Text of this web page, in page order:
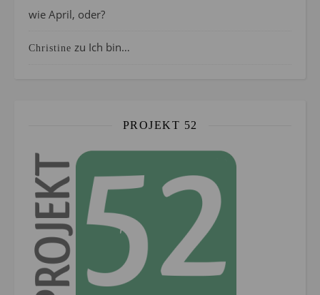
wie April, oder?
Christine zu Ich bin…
PROJEKT 52